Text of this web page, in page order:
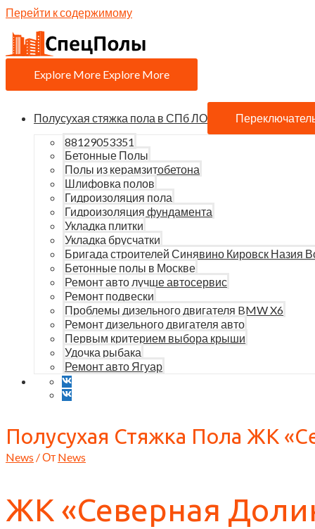
Перейти к содержимому
Explore More Explore More
Полусухая стяжка пола в СПб ЛО
88129053351
Бетонные Полы
Полы из керамзитобетона
Шлифовка полов
Гидроизоляция пола
Гидроизоляция фундамента
Укладка плитки
Укладка брусчатки
Бригада строителей Синявино Кировск Назия
Бетонные полы в Москве
Ремонт авто лучше автосервис
Ремонт подвески
Проблемы дизельного двигателя BMW X6
Ремонт дизельного двигателя авто
Первым критерием выбора крыши
Удочка рыбака
Ремонт авто Ягуар
Полусухая Стяжка Пола ЖК
News / От News
ЖК «Северная